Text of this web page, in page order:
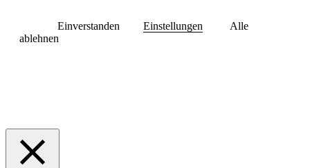
Einverstanden Einstellungen
Alle
ablehnen